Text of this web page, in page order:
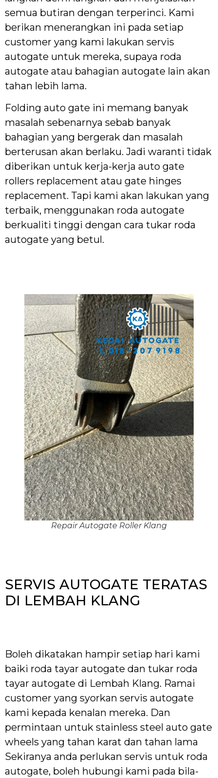
semua butiran dengan terperinci. Kami
berikan menerangkan ini pada setiap
customer yang kami lakukan servis
autogate untuk mereka, supaya roda
autogate atau bahagian autogate lain akan
tahan lebih lama.
Folding auto gate ini memang banyak
masalah sebenarnya sebab banyak
bahagian yang bergerak dan masalah
berterusan akan berlaku. Jadi waranti tidak
diberikan untuk kerja-kerja auto gate
rollers replacement atau gate hinges
replacement. Tapi kami akan lakukan yang
terbaik, menggunakan roda autogate
berkualiti tinggi dengan cara tukar roda
autogate yang betul.
Repair Autogate Roller Klang
SERVIS AUTOGATE TERATAS
DI LEMBAH KLANG
Boleh dikatakan hampir setiap hari kami
baiki roda tayar autogate dan tukar roda
tayar autogate di Lembah Klang. Ramai
customer yang syorkan servis autogate
kami kepada kenalan mereka. Dan
permintaan untuk stainless steel auto gate
wheels yang tahan karat dan tahan lama
Sekiranya anda perlukan servis untuk roda
autogate, boleh hubungi kami pada bila-